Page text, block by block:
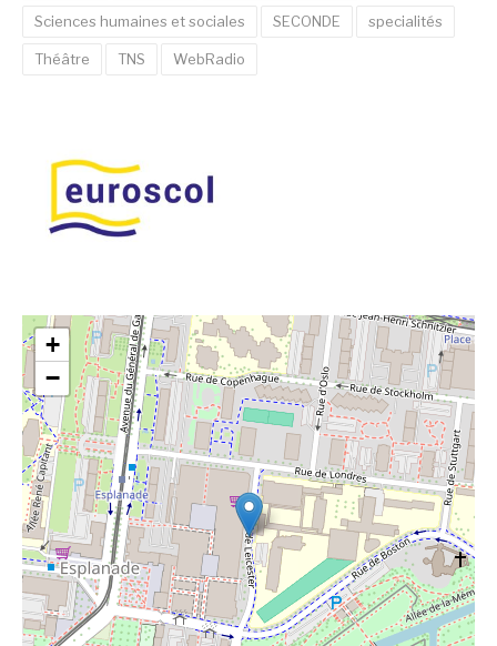
Sciences humaines et sociales SECONDE specialités
Théâtre TNS WebRadio
+
−